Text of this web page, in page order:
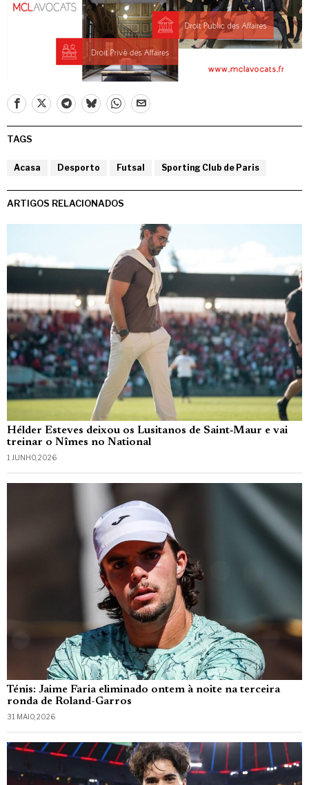
TAGS
Acasa Desporto Futsal Sporting Club de Paris
ARTIGOS RELACIONADOS
Hélder Esteves deixou os Lusitanos de Saint‑Maur e vai
treinar o Nîmes no National
1 JUNHO, 2026
Ténis: Jaime Faria eliminado ontem à noite na terceira
ronda de Roland-Garros
31 MAIO, 2026